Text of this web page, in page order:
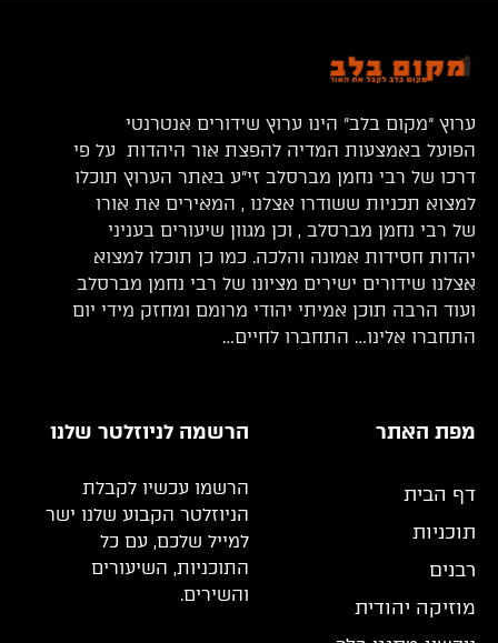
ערוץ “מקום בלב” הינו ערוץ שידורים אנטרנטי
הפועל באמצעות המדיה להפצת אור היהדות על פי
דרכו של רבי נחמן מברסלב זי”ע באתר הערוץ תוכלו
למצוא תכניות ששודרו אצלנו , המאירים את אורו
של רבי נחמן מברסלב , וכן מגוון שיעורים בעניני
יהדות חסידות אמונה והלכה. כמו כן תוכלו למצוא
אצלנו שידורים ישירים מציונו של רבי נחמן מברסלב
ועוד הרבה תוכן אמיתי יהודי מרומם ומחזק מידי יום
התחברו אלינו… התחברו לחיים…
מפת האתר
דף הבית
תוכניות
רבנים
מוזיקה יהודית
הרשמה לניוזלטר שלנו
הרשמו עכשיו לקבלת
הניוזלטר הקבוע שלנו ישר
למייל שלכם, עם כל
התוכניות, השיעורים
והשירים.